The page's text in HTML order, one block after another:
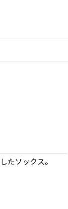
たソックス。